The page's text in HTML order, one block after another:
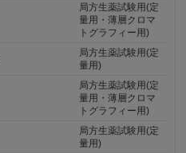
局方生薬試験用(定
量用・薄層クロマ
トグラフィー用)
局方生薬試験用(定
量用)
局方生薬試験用(定
量用・薄層クロマ
トグラフィー用)
局方生薬試験用(定
量用)